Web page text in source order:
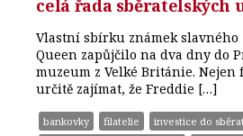
celá řada sběratelských
Vlastní sbírku známek slavného
Queen zapůjčilo na dva dny do
muzeum z Velké Británie. Nejen
určitě zajímat, že Freddie […]
bankovky filatelie
investice do